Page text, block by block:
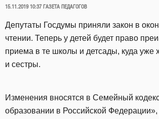
ОПУБЛИКОВАНО
15.11.2019 10:37 ГАЗЕТА ПЕДАГОГОВ
Депутаты Госдумы приняли закон в
чтении. Теперь у детей будет право
приема в те школы и детсады, куда уже
и сестры.
Изменения вносятся в Семейный
образовании в Российской Федерации»,